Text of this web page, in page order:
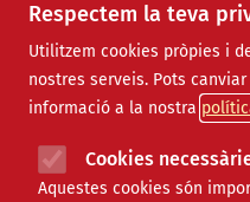
Respectem la teva
Utilitzem cookies pròpies i
nostres serveis. Pots
informació a la nostra
Cookies
Aquestes cookies són
families